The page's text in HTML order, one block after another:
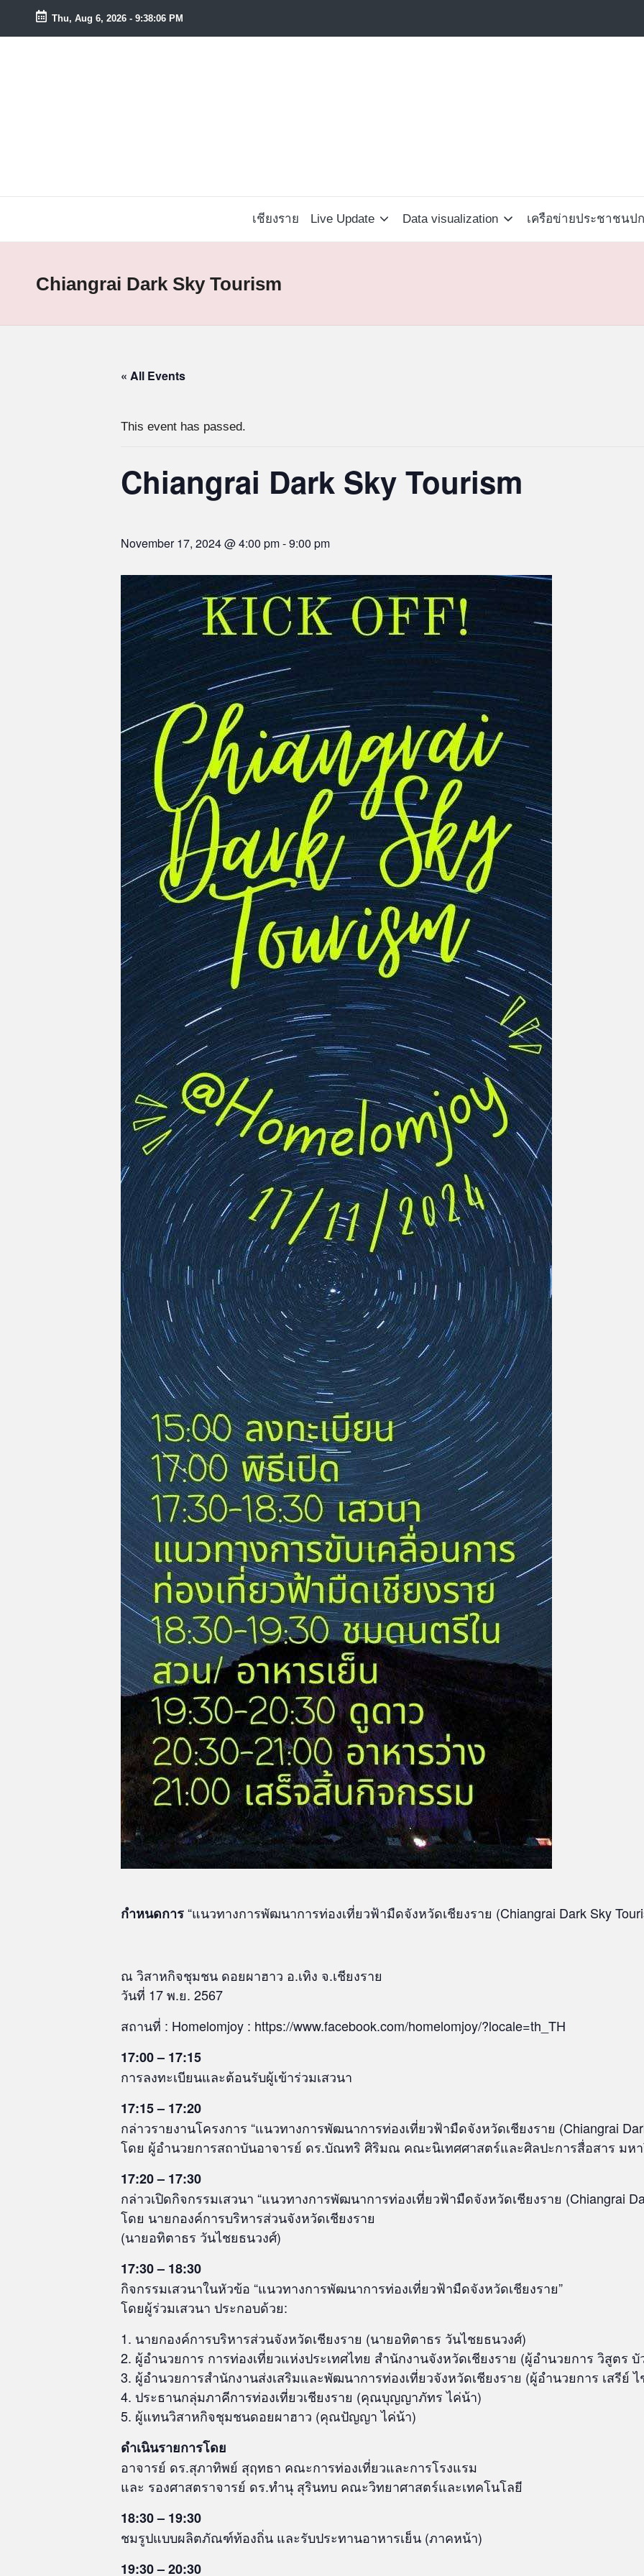
Skip
Thu, Aug 6, 2026 - 9:38:07 PM
เชียงราย Live Update Data visualization เครือข่ายประชาชนป
Chiangrai Dark Sky Tourism
« All Events
This event has passed.
Chiangrai Dark Sky Tourism
November 17, 2024 @ 4:00 pm-9:00 pm
กำหนดการ“แนวทางการพัฒนาการท่องเที่ยวฟ้ามืดจังหวัดเชียงราย (Chiangrai Dark Sky
ณ วิสาหกิจชุมชน ดอยผาฮาว อ.เทิง จ.เชียงราย
วันที่ 17 พ.ย. 2567
สถานที่ : Homelomjoy : https://www.facebook.com/homelomjoy/?locale=th_TH
17:00 – 17:15
การลงทะเบียนและต้อนรับผู้เข้าร่วมเสวนา
17:15 – 17:20
กล่าวรายงานโครงการ “แนวทางการพัฒนาการท่องเที่ยวฟ้ามืดจังหวัดเชียงราย (Chiangrai
โดย ผู้อำนวยการสถาบันอาจารย์ ดร.บัณทริ ศิริมณ คณะนิเทศศาสตร์และศิลปะการสื่อสาร มห
17:20 – 17:30
กล่าวเปิดกิจกรรมเสวนา “แนวทางการพัฒนาการท่องเที่ยวฟ้ามืดจังหวัดเชียงราย (Chiangrai
โดย นายกองค์การบริหารส่วนจังหวัดเชียงราย
(นายอทิตาธร วันไชยธนวงศ์)
17:30 – 18:30
กิจกรรมเสวนาในหัวข้อ “แนวทางการพัฒนาการท่องเที่ยวฟ้ามืดจังหวัดเชียงราย”
โดยผู้ร่วมเสวนา ประกอบด้วย:
นายกองค์การบริหารส่วนจังหวัดเชียงราย (นายอทิตาธร วันไชยธนวงศ์)
ผู้อำนวยการ การท่องเที่ยวแห่งประเทศไทย สำนักงานจังหวัดเชียงราย (ผู้อำนวยการ วิสูตร
ผู้อำนวยการสำนักงานส่งเสริมและพัฒนาการท่องเที่ยวจังหวัดเชียงราย (ผู้อำนวยการ เสรีย์
ประธานกลุ่มภาคีการท่องเที่ยวเชียงราย (คุณบุญญาภัทร ไค่น้า)
ผู้แทนวิสาหกิจชุมชนดอยผาฮาว (คุณปัญญา ไค่น้า)
ดำเนินรายการโดย
อาจารย์ ดร.สุภาทิพย์ สุฤทธา คณะการท่องเที่ยวและการโรงแรม
และ รองศาสตราจารย์ ดร.ทำนุ สุรินทบ คณะวิทยาศาสตร์และเทคโนโลยี
18:30 – 19:30
ชมรูปแบบผลิตภัณฑ์ท้องถิ่น และรับประทานอาหารเย็น (ภาคหน้า)
19:30 – 20:30